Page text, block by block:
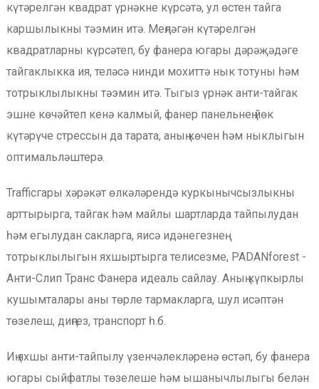
күтәрелгән квадрат үрнәкне күрсәтә, ул өстен тайга
каршылыкны тәэмин итә. Меңләгән күтәрелгән
квадратларны күрсәтеп, бу фанера югары дәрәҗәдәге
тайгаклыкка ия, теләсә нинди мохиттә нык тотуны һәм
тотрыклылыкны тәэмин итә. Тыгыз үрнәк анти-тайгак
эшне көчәйтеп кенә калмый, фанер панельнең йөк
күтәрүче стрессын да тарата, аның көчен һәм ныклыгын
оптимальләштерә.
Trafficгары хәрәкәт өлкәләрендә куркынычсызлыкны
арттырырга, тайгак һәм майлы шартларда тайпылудан
һәм егылудан сакларга, яисә идәнегезнең
тотрыклылыгын яхшыртырга телисезме, PADANforest -
Анти-Слип Транс Фанера идеаль сайлау. Аның күпкырлы
кушымталары аны төрле тармакларга, шул исәптән
төзелеш, диңгез, транспорт һ.б.
Иң яхшы анти-тайпылу үзенчәлекләренә өстәп, бу фанера
югары сыйфатлы төзелеше һәм ышанычлылыгы белән